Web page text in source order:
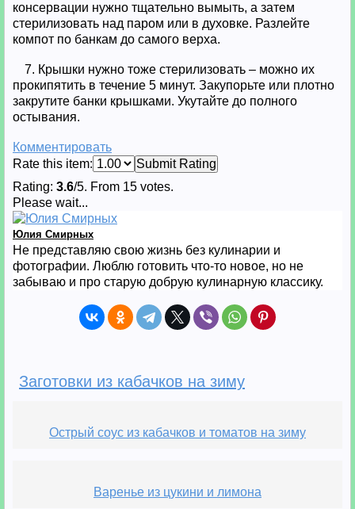
консервации нужно тщательно вымыть, а затем
стерилизовать над паром или в духовке. Разлейте
компот по банкам до самого верха.
7. Крышки нужно тоже стерилизовать – можно их
прокипятить в течение 5 минут. Закупорьте или плотно
закрутите банки крышками. Укутайте до полного
остывания.
Комментировать
Rate this item:
Submit Rating
Rating: 3.6/5. From 15 votes.
Please wait...
Юлия Смирных
Не представляю свою жизнь без кулинарии и
фотографии. Люблю готовить что-то новое, но не
забываю и про старую добрую кулинарную классику.
Заготовки из кабачков на зиму
Острый соус из кабачков и томатов на зиму
Варенье из цукини и лимона